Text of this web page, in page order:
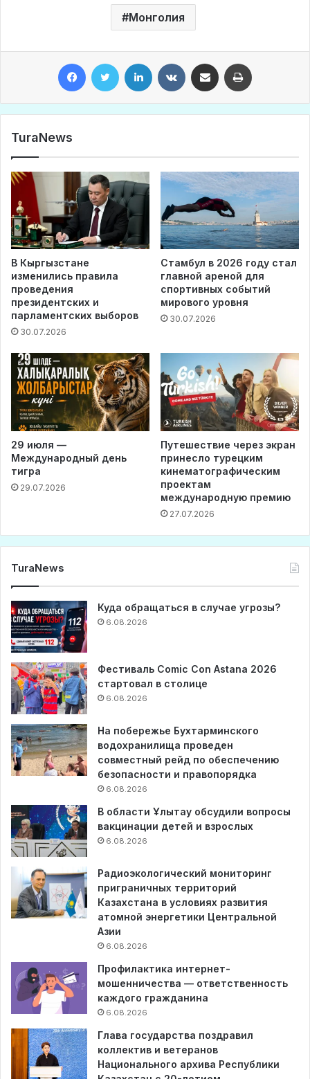
Монголия
TuraNews
В Кыргызстане
изменились правила
проведения
президентских и
парламентских выборов
30.07.2026
Стамбул в 2026 году стал
главной ареной для
спортивных событий
мирового уровня
30.07.2026
29 июля —
Международный день
тигра
29.07.2026
Путешествие через экран
принесло турецким
кинематографическим
проектам
международную премию
27.07.2026
TuraNews
Куда обращаться в случае угрозы?
6.08.2026
Фестиваль Comic Con Astana 2026
стартовал в столице
6.08.2026
На побережье Бухтарминского
водохранилища проведен
совместный рейд по обеспечению
безопасности и правопорядка
6.08.2026
В области Ұлытау обсудили вопросы
вакцинации детей и взрослых
6.08.2026
Радиоэкологический мониторинг
приграничных территорий
Казахстана в условиях развития
атомной энергетики Центральной
Азии
6.08.2026
Профилактика интернет-
мошенничества — ответственность
каждого гражданина
6.08.2026
Глава государства поздравил
коллектив и ветеранов
Национального архива Республики